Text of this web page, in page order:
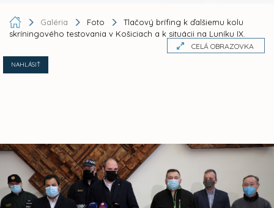
Galéria Foto
Tlačový brífing k ďalšiemu kolu
skríningového testovania v Košiciach a k situácii na Luníku IX.
CELÁ OBRAZOVKA
NAHLÁSIŤ